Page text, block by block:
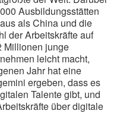
Ausbildungsstätten
als China und die
der Arbeitskräfte auf
Millionen junge
leicht macht,
Jahr hat eine
ergeben, dass es
Talente gibt, und
über digitale